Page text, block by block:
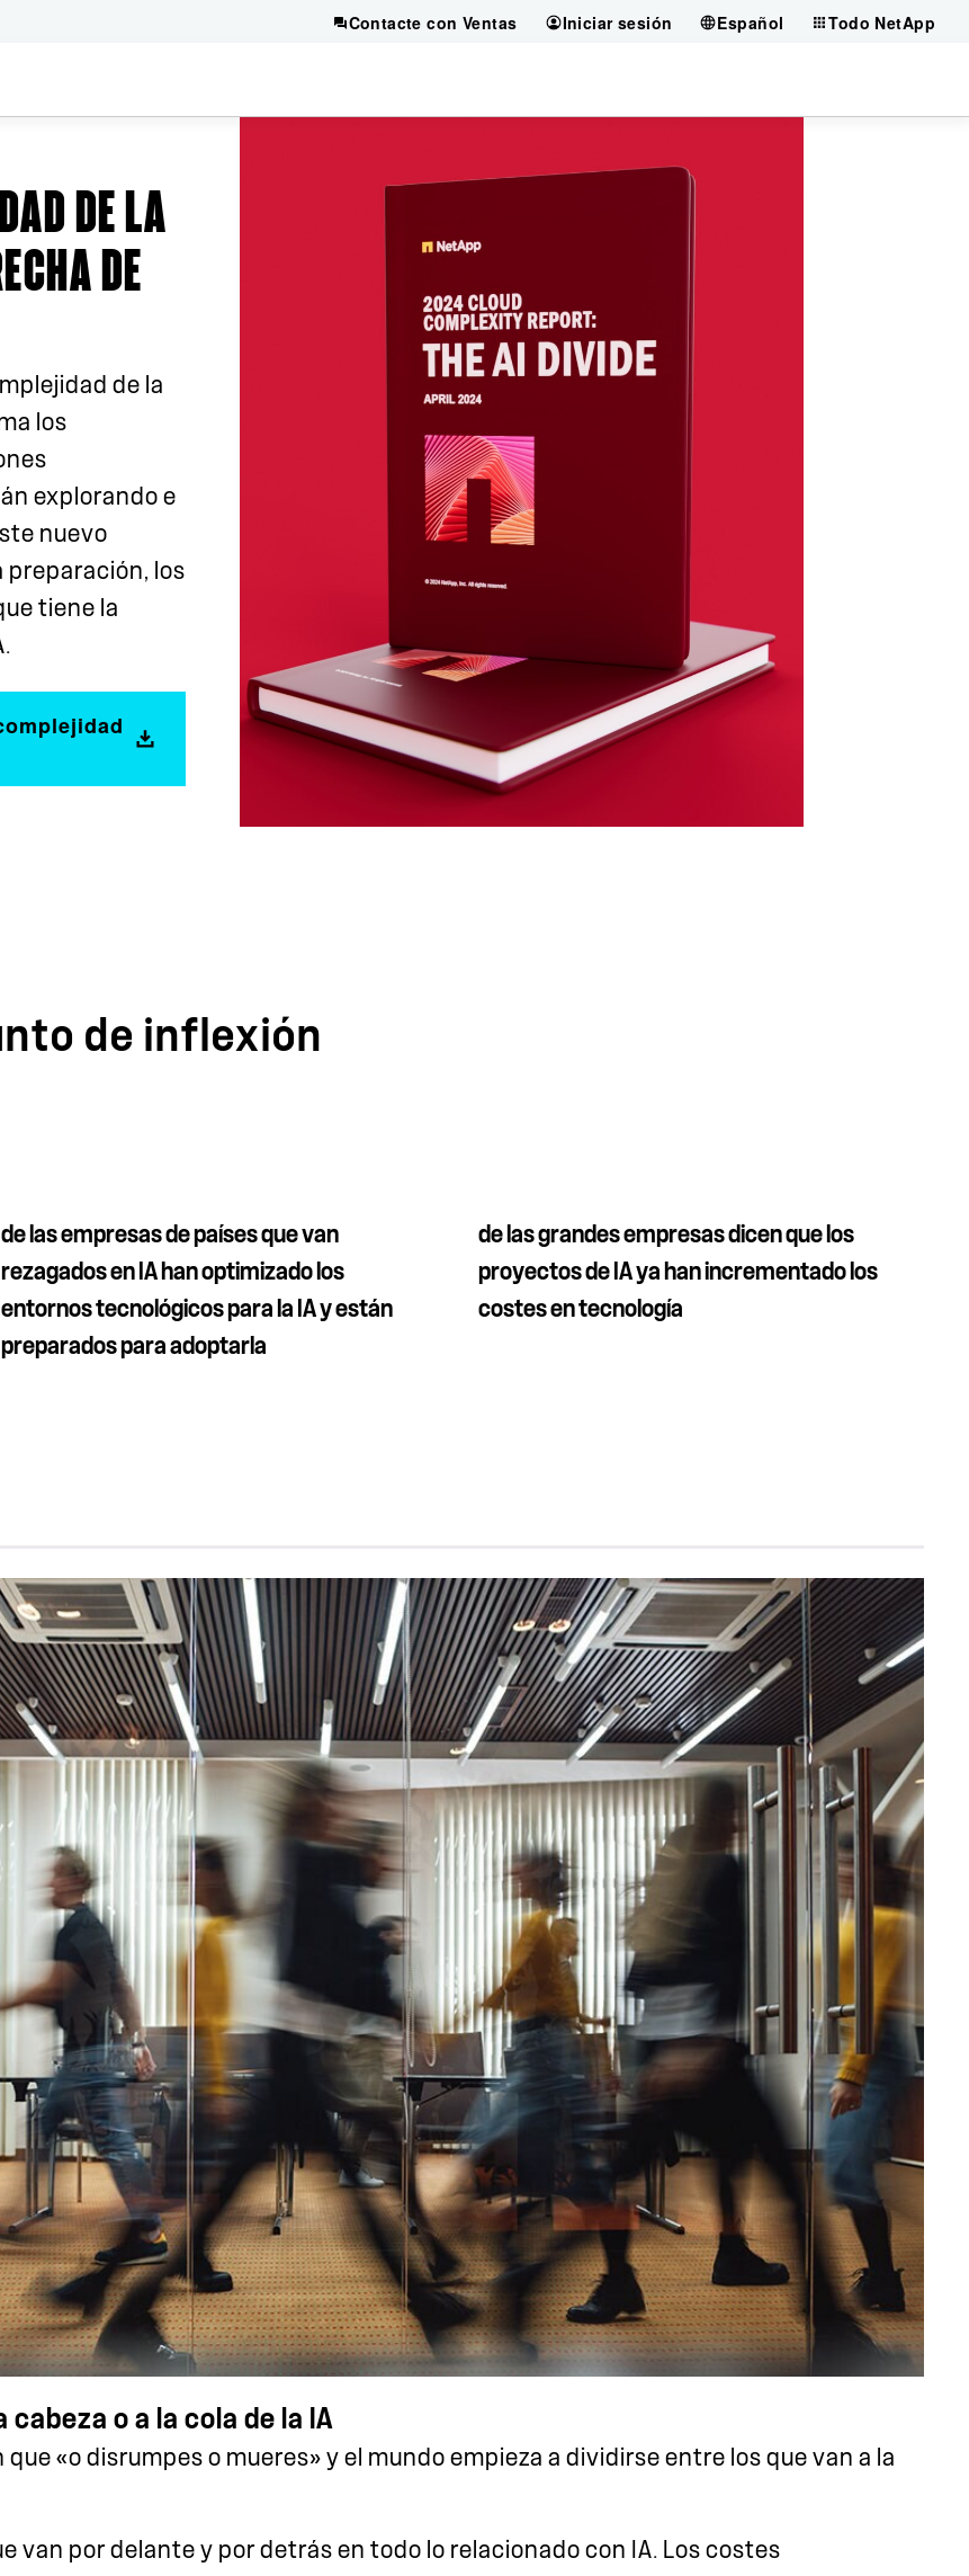
Contacte con Ventas Iniciar sesión Español Todo NetApp
DE LA
DE
de la
los
explorando e
nuevo
preparación, los
tiene la
de inflexión
de las empresas de países que van
rezagados en IA han optimizado los
entornos tecnológicos para la IA y están
preparados para adoptarla
de las grandes empresas dicen que los
proyectos de IA ya han incrementado los
costes en tecnología
o a la cola de la IA
«o disrumpes o mueres» y el mundo empieza a dividirse entre los que van a la
van por delante y por detrás en todo lo relacionado con IA. Los costes